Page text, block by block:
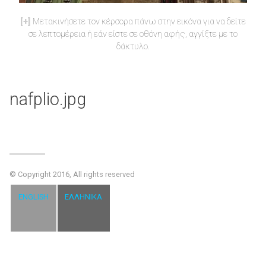
Μετακινήσετε τον κέρσορα πάνω στην εικόνα για να δείτε
σε λεπτομέρεια ή εάν είστε σε οθόνη αφής, αγγίξτε με το
δάκτυλο.
nafplio.jpg
© Copyright 2016, All rights reserved
ENGLISH ΕΛΛΗΝΙΚΆ